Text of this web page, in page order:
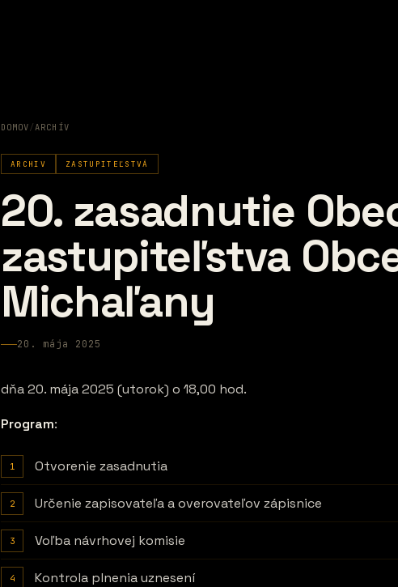
DOMOV/ARCHÍV
ARCHIV ZASTUPITEĽSTVÁ
20. zasadnutie
zastupiteľstva
Michaľany
20. mája 2025
dňa 20. mája 2025 (utorok) o 18,00 hod.
Program:
Otvorenie zasadnutia
Určenie zapisovateľa a overovateľov zápisnice
Voľba návrhovej komisie
Kontrola plnenia uznesení